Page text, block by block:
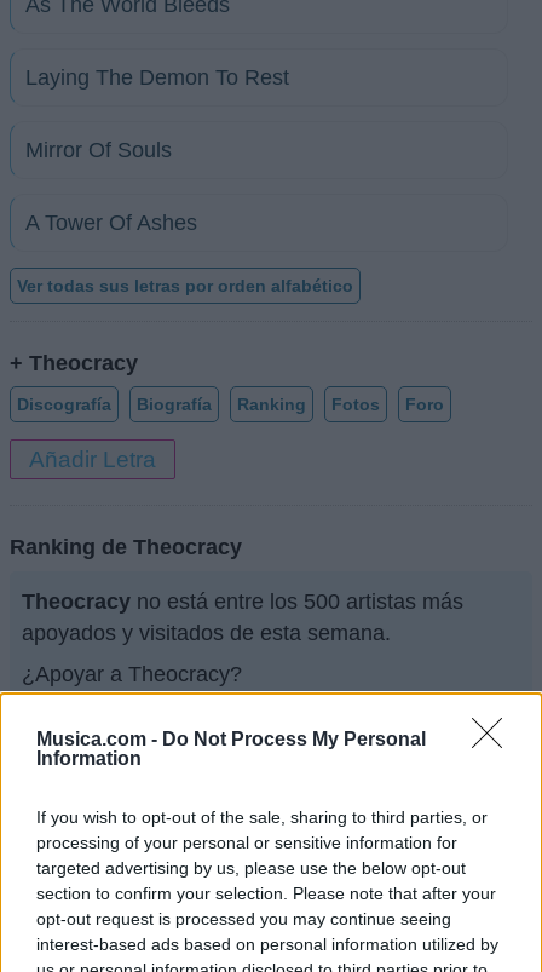
Musica.com - Do Not Process My Personal
Information
If you wish to opt-out of the sale, sharing to third parties, or
processing of your personal or sensitive information for
targeted advertising by us, please use the below opt-out
section to confirm your selection. Please note that after your
opt-out request is processed you may continue seeing
interest-based ads based on personal information utilized by
As The World Bleeds
Laying The Demon To Rest
Mirror Of Souls
A Tower Of Ashes
Ver todas sus letras por orden alfabético
+ Theocracy
Discografía Biografía Ranking Fotos Foro
Añadir Letra
Ranking de Theocracy
Theocracy no está entre los 500 artistas más
apoyados y visitados de esta semana.
¿Apoyar a Theocracy?